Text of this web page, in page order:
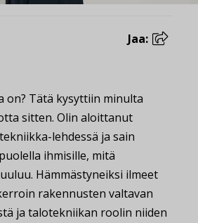
Jaa:
on? Tätä kysyttiin minulta
sitten. Olin aloittanut
lehdessä ja sain
ihmisille, mitä
Hämmästyneiksi ilmeet
rakennusten valtavan
ja talotekniikan roolin niiden